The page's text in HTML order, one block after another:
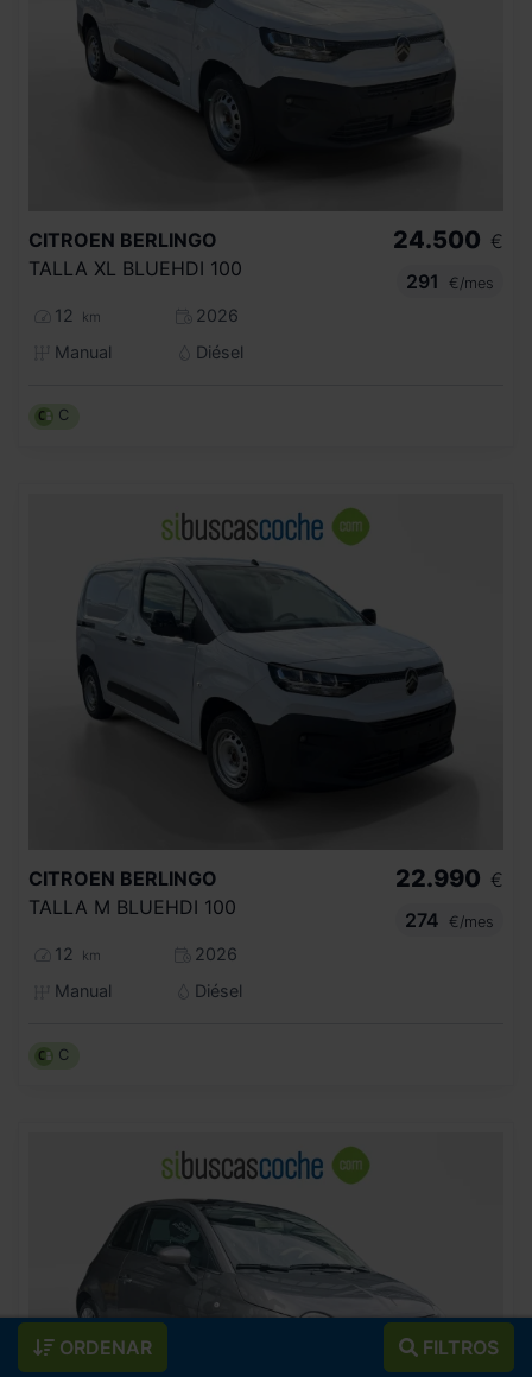
ORDENAR FILTROS
CITROEN BERLINGO
TALLA XL BLUEHDI 100
12 km
2026
Manual
Diésel
24.500 €
291
€/mes
C
CITROEN BERLINGO
TALLA M BLUEHDI 100
12 km
2026
Manual
Diésel
22.990 €
274
€/mes
C